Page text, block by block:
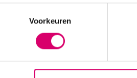
Voorkeuren